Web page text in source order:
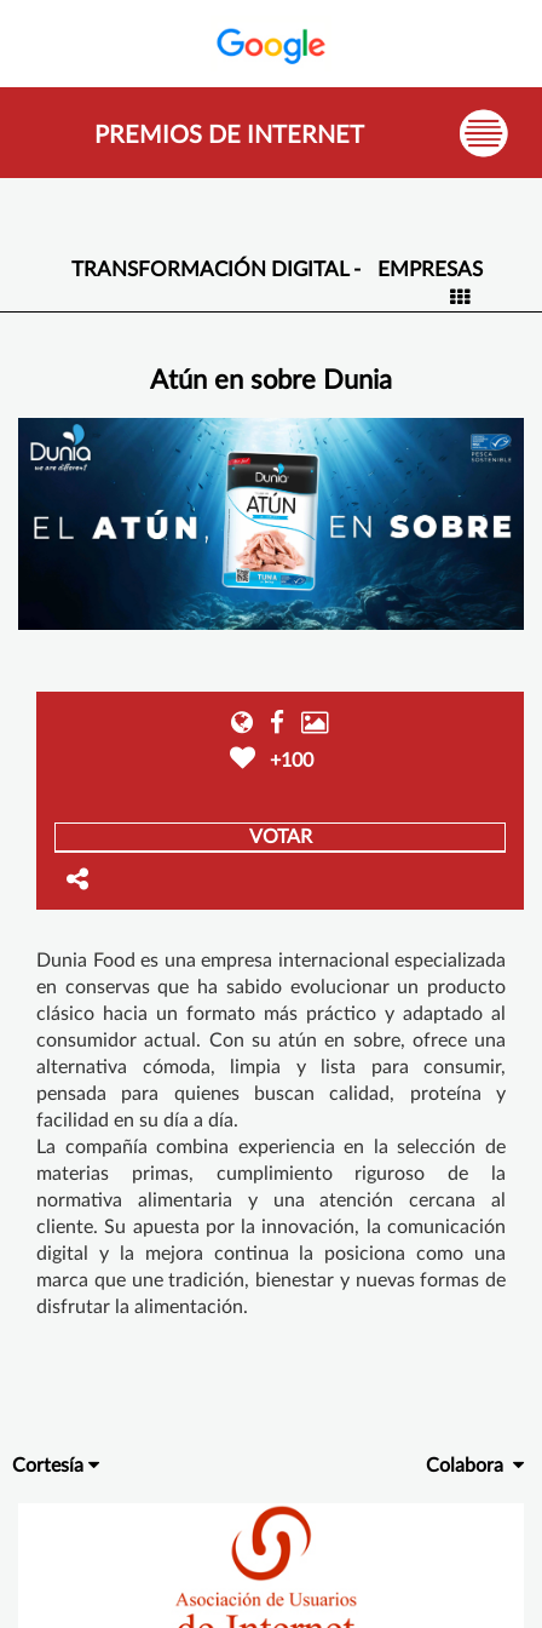
PREMIOS DE INTERNET
TRANSFORMACIÓN DIGITAL - EMPRESAS
Atún en sobre Dunia
+100
VOTAR
Dunia Food es una empresa internacional especializada
en conservas que ha sabido evolucionar un producto
clásico hacia un formato más práctico y adaptado al
consumidor actual. Con su atún en sobre, ofrece una
alternativa cómoda, limpia y lista para consumir,
pensada para quienes buscan calidad, proteína y
facilidad en su día a día.
La compañía combina experiencia en la selección de
materias primas, cumplimiento riguroso de la
normativa alimentaria y una atención cercana al
cliente. Su apuesta por la innovación, la comunicación
digital y la mejora continua la posiciona como una
marca que une tradición, bienestar y nuevas formas de
disfrutar la alimentación.
Cortesía Colabora